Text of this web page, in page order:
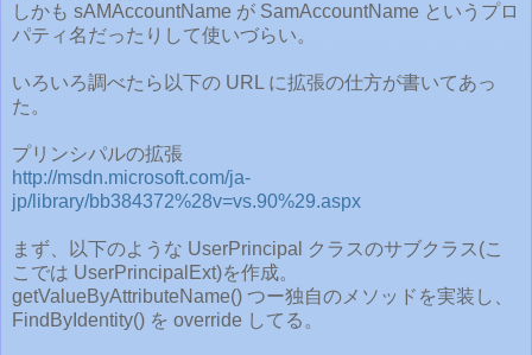
しかも sAMAccountName が SamAccountName というプロ
パティ名だったりして使いづらい。
いろいろ調べたら以下の URL に拡張の仕方が書いてあっ
た。
プリンシパルの拡張
http://msdn.microsoft.com/ja-
jp/library/bb384372%28v=vs.90%29.aspx
まず、以下のような UserPrincipal クラスのサブクラス(こ
こでは UserPrincipalExt)を作成。
getValueByAttributeName() つー独自のメソッドを実装し、
FindByIdentity() を override してる。